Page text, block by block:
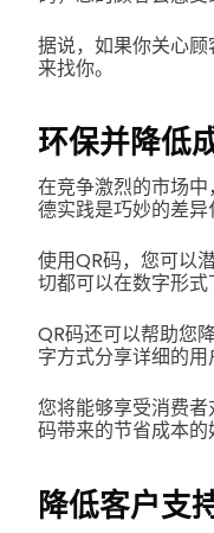
据说，如果你关心
来找你。
环保并降低
在竞争激烈的市场
德实践是巧妙的差异
使用QR码，您可以
切都可以在数字形式
QR码还可以帮助您
字方式分享详细的用
您将能够享受消费
码带来的节省成本的
降低客户支